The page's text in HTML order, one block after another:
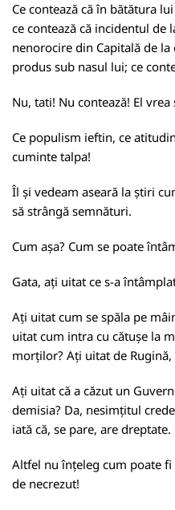
Ce contează că în bătătura
ce contează că incidentul de
nenorocire din Capitală de
produs sub nasul lui; ce
Nu, tati! Nu contează! El
Ce populism ieftin, ce
cuminte talpa!
Îl și vedeam aseară la știri
să strângă semnături.
Cum așa? Cum se poate
Gata, ați uitat ce s-a
Ați uitat cum se spăla pe
uitat cum intra cu cătușe la
morților? Ați uitat de Rugină,
Ați uitat că a căzut un
demisia? Da, nesimțitul
iată că, se pare, are dreptate.
Altfel nu înțeleg cum poate fi
de necrezut!